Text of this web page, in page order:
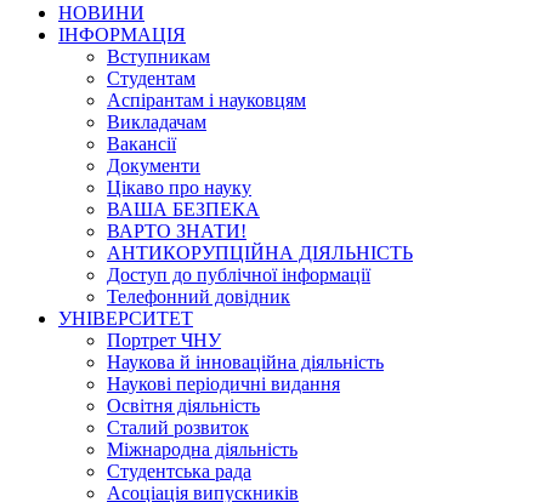
НОВИНИ
ІНФОРМАЦІЯ
Вступникам
Студентам
Аспірантам і науковцям
Викладачам
Вакансії
Документи
Цікаво про науку
ВАША БЕЗПЕКА
ВАРТО ЗНАТИ!
АНТИКОРУПЦІЙНА ДІЯЛЬНІСТЬ
Доступ до публічної інформації
Телефонний довідник
УНІВЕРСИТЕТ
Портрет ЧНУ
Наукова й інноваційна діяльність
Наукові періодичні видання
Освітня діяльність
Сталий розвиток
Міжнародна діяльність
Студентська рада
Асоціація випускників